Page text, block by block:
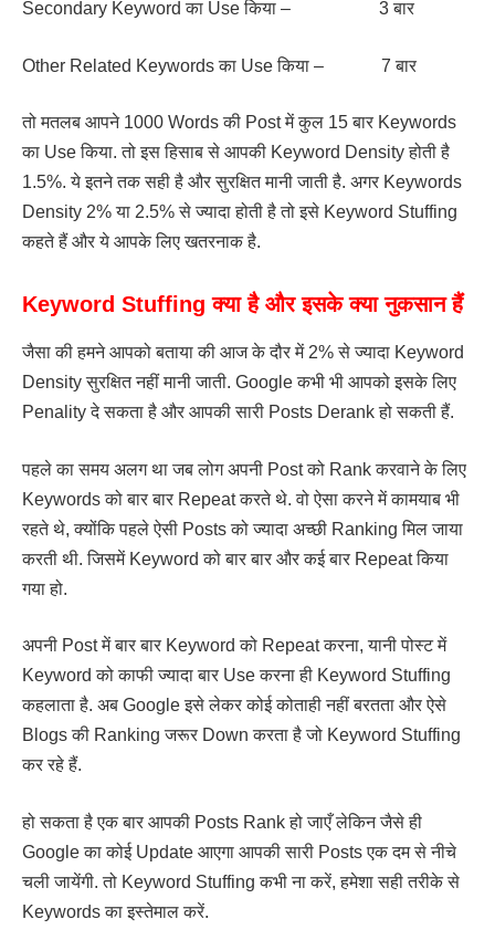
Secondary Keyword का Use किया – 3 बार
Other Related Keywords का Use किया – 7 बार
तो मतलब आपने 1000 Words की Post में कुल 15 बार Keywords
का Use किया. तो इस हिसाब से आपकी Keyword Density होती है
1.5%. ये इतने तक सही है और सुरक्षित मानी जाती है. अगर Keywords
Density 2% या 2.5% से ज्यादा होती है तो इसे Keyword Stuffing
कहते हैं और ये आपके लिए खतरनाक है.
Keyword Stuffing क्या है और इसके क्या नुकसान हैं
जैसा की हमने आपको बताया की आज के दौर में 2% से ज्यादा Keyword
Density सुरक्षित नहीं मानी जाती. Google कभी भी आपको इसके लिए
Penality दे सकता है और आपकी सारी Posts Derank हो सकती हैं.
पहले का समय अलग था जब लोग अपनी Post को Rank करवाने के लिए
Keywords को बार बार Repeat करते थे. वो ऐसा करने में कामयाब भी
रहते थे, क्योंकि पहले ऐसी Posts को ज्यादा अच्छी Ranking मिल जाया
करती थी. जिसमें Keyword को बार बार और कई बार Repeat किया
गया हो.
अपनी Post में बार बार Keyword को Repeat करना, यानी पोस्ट में
Keyword को काफी ज्यादा बार Use करना ही Keyword Stuffing
कहलाता है. अब Google इसे लेकर कोई कोताही नहीं बरतता और ऐसे
Blogs की Ranking जरूर Down करता है जो Keyword Stuffing
कर रहे हैं.
हो सकता है एक बार आपकी Posts Rank हो जाएँ लेकिन जैसे ही
Google का कोई Update आएगा आपकी सारी Posts एक दम से नीचे
चली जायेंगी. तो Keyword Stuffing कभी ना करें, हमेशा सही तरीके से
Keywords का इस्तेमाल करें.